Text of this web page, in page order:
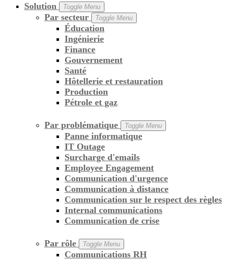
Solution Toggle Menu
Par secteur Toggle Menu
Éducation
Ingénierie
Finance
Gouvernement
Santé
Hôtellerie et restauration
Production
Pétrole et gaz
Par problématique Toggle Menu
Panne informatique
IT Outage
Surcharge d'emails
Employee Engagement
Communication d'urgence
Communication à distance
Communication sur le respect des règles
Internal communications
Communication de crise
Par rôle Toggle Menu
Communications RH